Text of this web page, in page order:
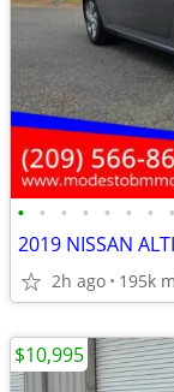
• • • • • • • •
2019 NISSAN
2h ago 195k
$10,995